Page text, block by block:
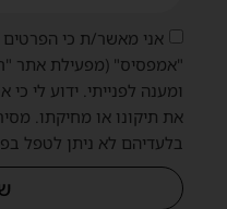
אני מאשר/ת כי
"אמפסיס" (מפעילת אתר
ומענה לפנייתי. ידוע לי
את תיקונו או מחיקתו.
בלעדיהם לא ניתן לטפל